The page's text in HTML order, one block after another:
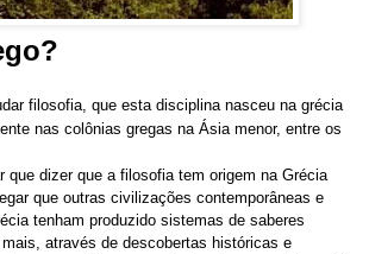
filosofia, que esta disciplina nasceu na grécia
nas colônias gregas na Ásia menor, entre os
que dizer que a filosofia tem origem na Grécia
que outras civilizações contemporâneas e
tenham produzido sistemas de saberes
através de descobertas históricas e